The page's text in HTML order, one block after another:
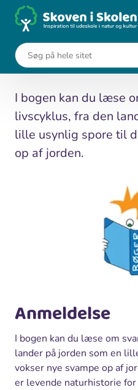
... Medier Svampen
Svampen
I bogen kan du læse
livscyklus, fra den
lille usynlig spore til
op af jorden.
Anmeldelse
I bogen kan du læse om
lander på jorden som en
vokser nye svampe op af
er levende naturhistorie